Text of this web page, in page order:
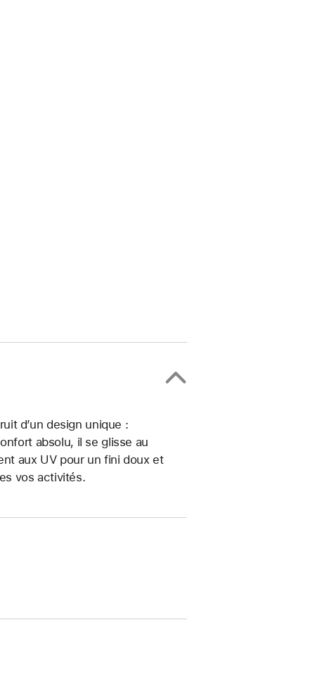
d’un design unique :
absolu, il se glisse au
aux UV pour un fini doux et
vos activités.